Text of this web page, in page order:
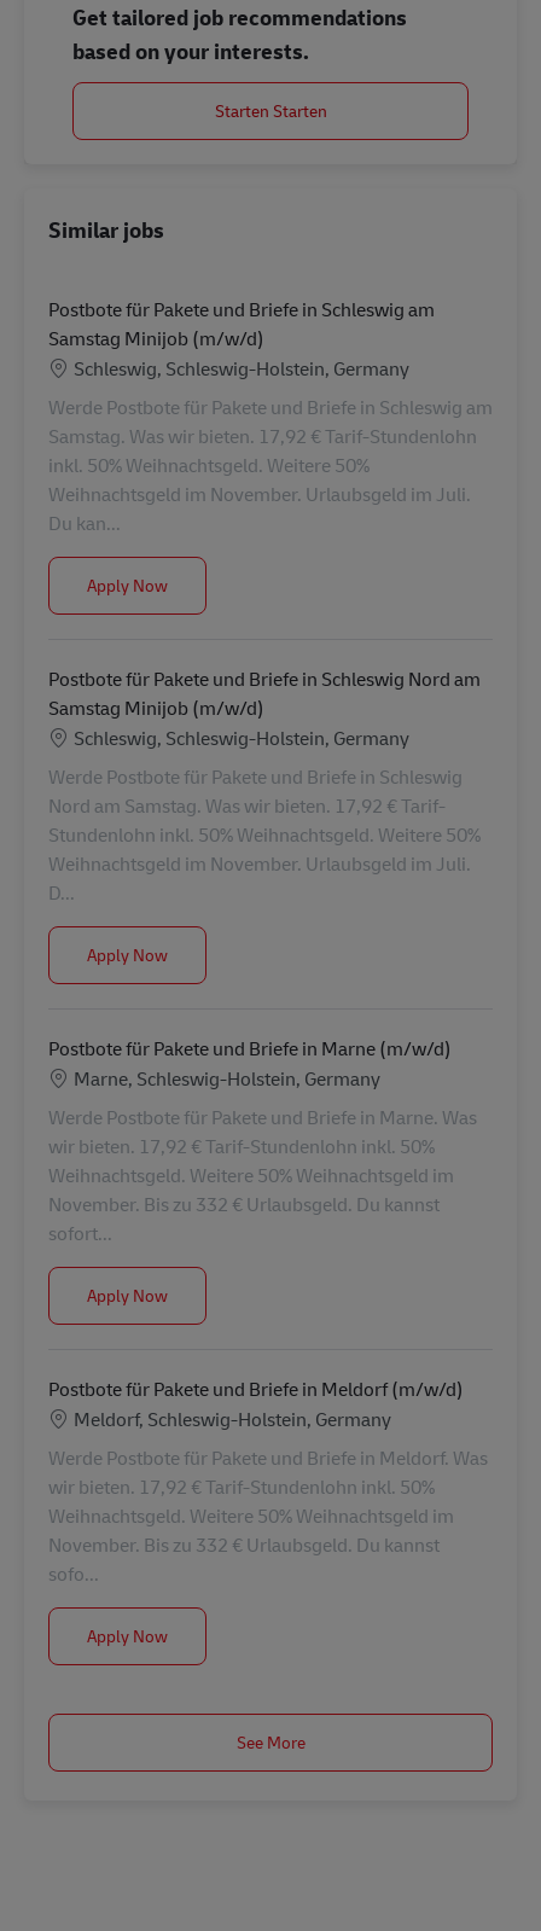
Get tailored job recommendations
based on your interests.
Starten Starten
Similar jobs
Postbote für Pakete und Briefe in Schleswig am
Samstag Minijob (m/w/d)
Location
Schleswig, Schleswig-Holstein, Germany
Werde Postbote für Pakete und Briefe in Schleswig am
Samstag. Was wir bieten. 17,92 € Tarif-Stundenlohn
inkl. 50% Weihnachtsgeld. Weitere 50%
Weihnachtsgeld im November. Urlaubsgeld im Juli.
Du kan...
Apply NowPostbote für Pakete und Briefe in Schleswig am
Postbote für Pakete und Briefe in Schleswig Nord am
Samstag Minijob (m/w/d)
Location
Schleswig, Schleswig-Holstein, Germany
Werde Postbote für Pakete und Briefe in Schleswig
Nord am Samstag. Was wir bieten. 17,92 € Tarif-
Stundenlohn inkl. 50% Weihnachtsgeld. Weitere 50%
Weihnachtsgeld im November. Urlaubsgeld im Juli.
D...
Apply NowPostbote für Pakete und Briefe in Schleswig Nord
Postbote für Pakete und Briefe in Marne (m/w/d)
Location
Marne, Schleswig-Holstein, Germany
Werde Postbote für Pakete und Briefe in Marne. Was
wir bieten. 17,92 € Tarif-Stundenlohn inkl. 50%
Weihnachtsgeld. Weitere 50% Weihnachtsgeld im
November. Bis zu 332 € Urlaubsgeld. Du kannst
sofort...
Apply NowPostbote für Pakete und Briefe in Marne (m/w/d)
Postbote für Pakete und Briefe in Meldorf (m/w/d)
Location
Meldorf, Schleswig-Holstein, Germany
Werde Postbote für Pakete und Briefe in Meldorf. Was
wir bieten. 17,92 € Tarif-Stundenlohn inkl. 50%
Weihnachtsgeld. Weitere 50% Weihnachtsgeld im
November. Bis zu 332 € Urlaubsgeld. Du kannst
sofo...
Apply NowPostbote für Pakete und Briefe in Meldorf (m/w/d)
See More